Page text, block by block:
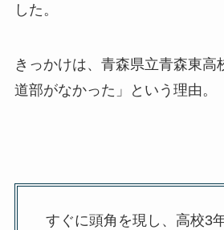
した。
きっかけは、青森県立青森東高
道部がなかった」という理由。
すぐに頭角を現し、高校3